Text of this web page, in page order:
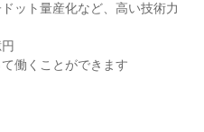
ット量産化など、高い技術力
働くことができます